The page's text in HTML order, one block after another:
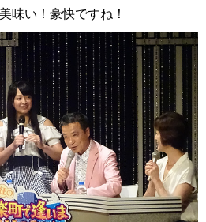
味い！豪快ですね！